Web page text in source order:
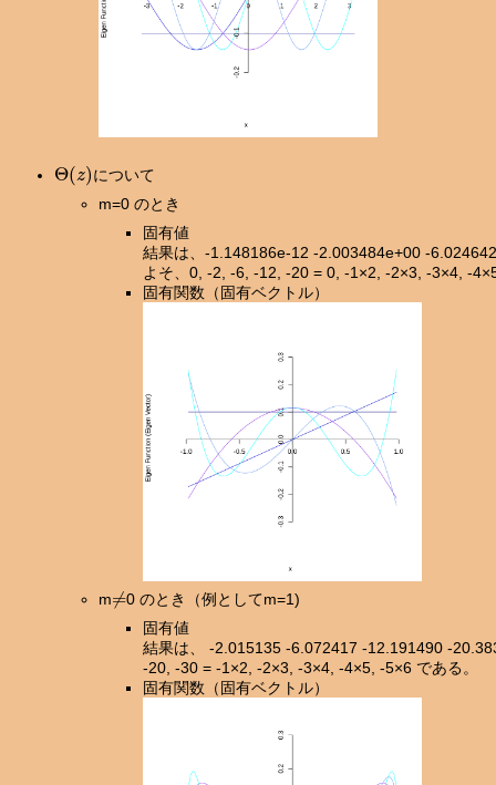
Θ (z ) について
m=0 のとき
固有値
結果は、-1.148186e-12 -2.003484e+00 -
よそ、0, -2, -6, -12, -20 = 0, -1×2, -2×3, -3×4, -
固有関数（固有ベクトル）
m
0 のとき（例としてm=1)
固有値
結果は、 -2.015135 -6.072417 -12.191490 -
-20, -30 = -1×2, -2×3, -3×4, -4×5, -5×6 である。
固有関数（固有ベクトル）